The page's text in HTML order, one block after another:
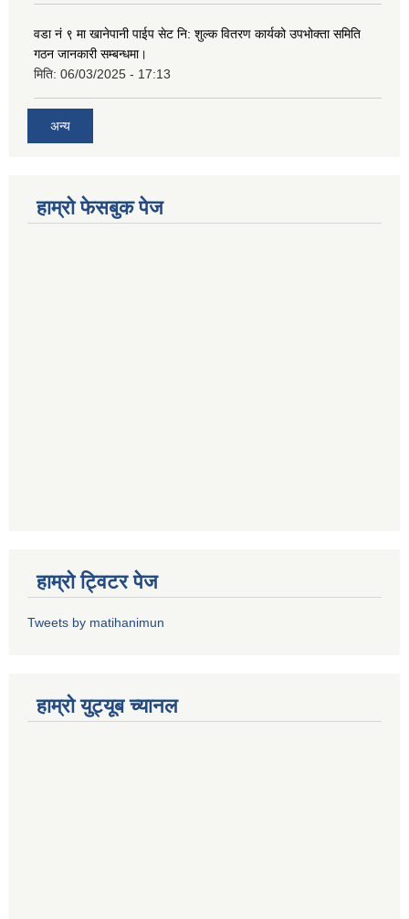
वडा नं ९ मा खानेपानी पाईप सेट नि: शुल्क वितरण कार्यको उपभोक्ता समिति
गठन जानकारी सम्बन्धमा।
मिति: 06/03/2025 - 17:13
अन्य
हाम्राे फेसबुक पेज
हाम्राे ट्विटर पेज
Tweets by matihanimun
हाम्रो युट्यूब च्यानल